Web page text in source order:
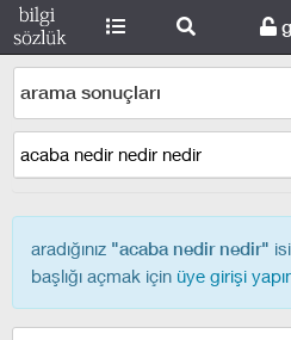
arama sonuçları
acaba nedir nedir nedir
aradığınız "acaba nedir nedir"
başlığı açmak için üye girişi